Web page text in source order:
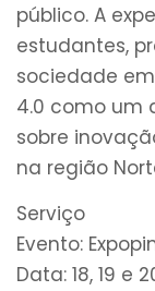
público. A
estudantes,
sociedade
4.0 como um
sobre
na região
Serviço
Evento:
Data: 18, 19 e